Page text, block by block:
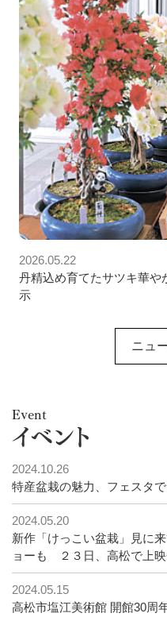
2026.05.22
丹精込め育てたサツキ華
示
ニュ
イベント
Event
2024.10.26
特産盆栽の魅力、フェスタ
2024.05.20
新作「けっこい盆栽」見に
ョーも ２３日、高松で上
2024.05.15
高松市塩江美術館 開館30